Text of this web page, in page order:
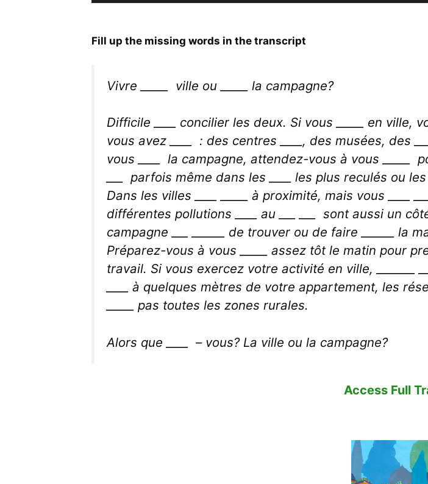
Fill up the missing words in the transcript
Vivre _____ ville ou _____ la campagne?
Difficile ____ concilier les deux. Si vous _____ en ville,
vous avez ____ : des centres ____, des musées, des
vous ____ la campagne, attendez-vous à vous _____
___ parfois même dans les ____ les plus reculés ou
Dans les villes ____ _____ à proximité, mais vous ____
différentes pollutions ____ au ___ ___ sont aussi un
campagne ___ ______ de trouver ou de faire ______ la
Préparez-vous à vous _____ assez tôt le matin pour
travail. Si vous exercez votre activité en ville, _______
____ à quelques mètres de votre appartement, les
_____ pas toutes les zones rurales.
Alors que ____ – vous? La ville ou la campagne?
Access Full